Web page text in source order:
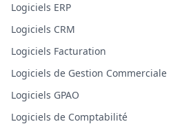
Logiciels ERP
Logiciels CRM
Logiciels Facturation
Logiciels de Gestion Commerciale
Logiciels GPAO
Logiciels de Comptabilité